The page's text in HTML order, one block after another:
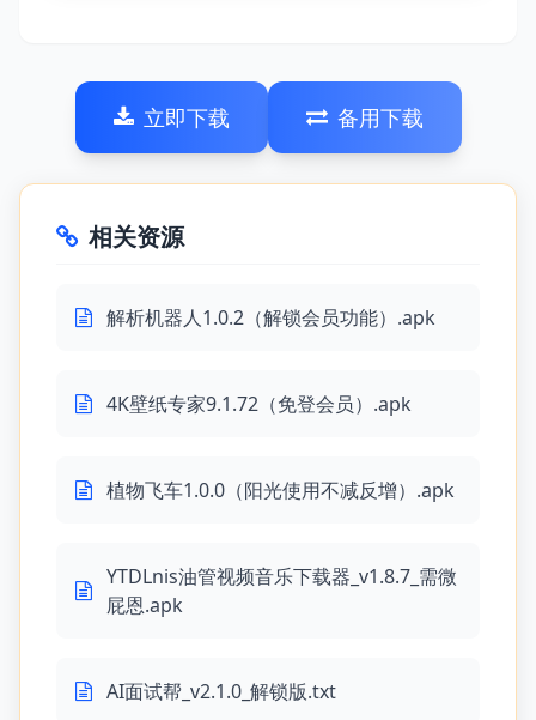
立即下载 备用下载
相关资源
解析机器人1.0.2（解锁会员功能）.apk
4K壁纸专家9.1.72（免登会员）.apk
植物飞车1.0.0（阳光使用不减反增）.apk
YTDLnis油管视频音乐下载器_v1.8.7_需微
屁恩.apk
AI面试帮_v2.1.0_解锁版.txt